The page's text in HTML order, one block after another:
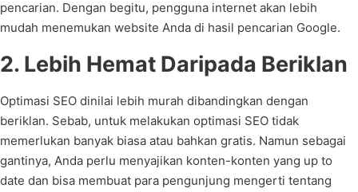
pencarian. Dengan begitu, pengguna internet akan lebih
mudah menemukan website Anda di hasil pencarian Google.
2. Lebih Hemat Daripada Beriklan
Optimasi SEO dinilai lebih murah dibandingkan dengan
beriklan. Sebab, untuk melakukan optimasi SEO tidak
memerlukan banyak biasa atau bahkan gratis. Namun sebagai
gantinya, Anda perlu menyajikan konten-konten yang up to
date dan bisa membuat para pengunjung mengerti tentang